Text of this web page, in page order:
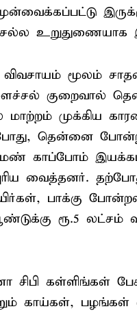
முன்வைக்கப்பட்டு
உறுதுணையாக
மூலம்
குறைவால்
மாற்றம் முக்கிய
தென்னை போன்ற
காப்போம் இயக்கம்
வைத்தனர்.
பாக்கு
ரூ.5 லட்சம்
சிபி கள்ளிங்கள்
காய்கள், பழங்கள்